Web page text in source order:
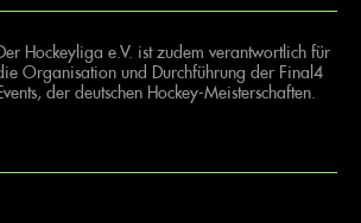
Hockeyliga e.V. ist zudem verantwortlich für
Organisation und Durchführung der Final4
der deutschen Hockey-Meisterschaften.